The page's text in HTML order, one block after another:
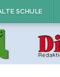
SCHULE